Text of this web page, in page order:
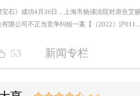
石》成功4月26日，上海市杨浦法院对原告艾
限公司不正当竞争纠纷一案【（2022）沪011...
53 新闻专栏